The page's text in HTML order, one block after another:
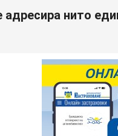
адресира нито